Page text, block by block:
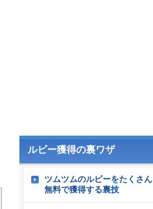
ルビー獲得の裏ワザ
ツムツムのルビーをたくさん
無料で獲得する裏技